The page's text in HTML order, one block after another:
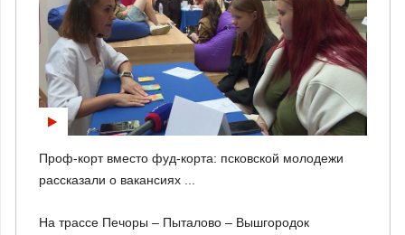
Проф-корт вместо фуд-корта: псковской молодежи
рассказали о вакансиях ...
На трассе Печоры – Пыталово – Вышгородок